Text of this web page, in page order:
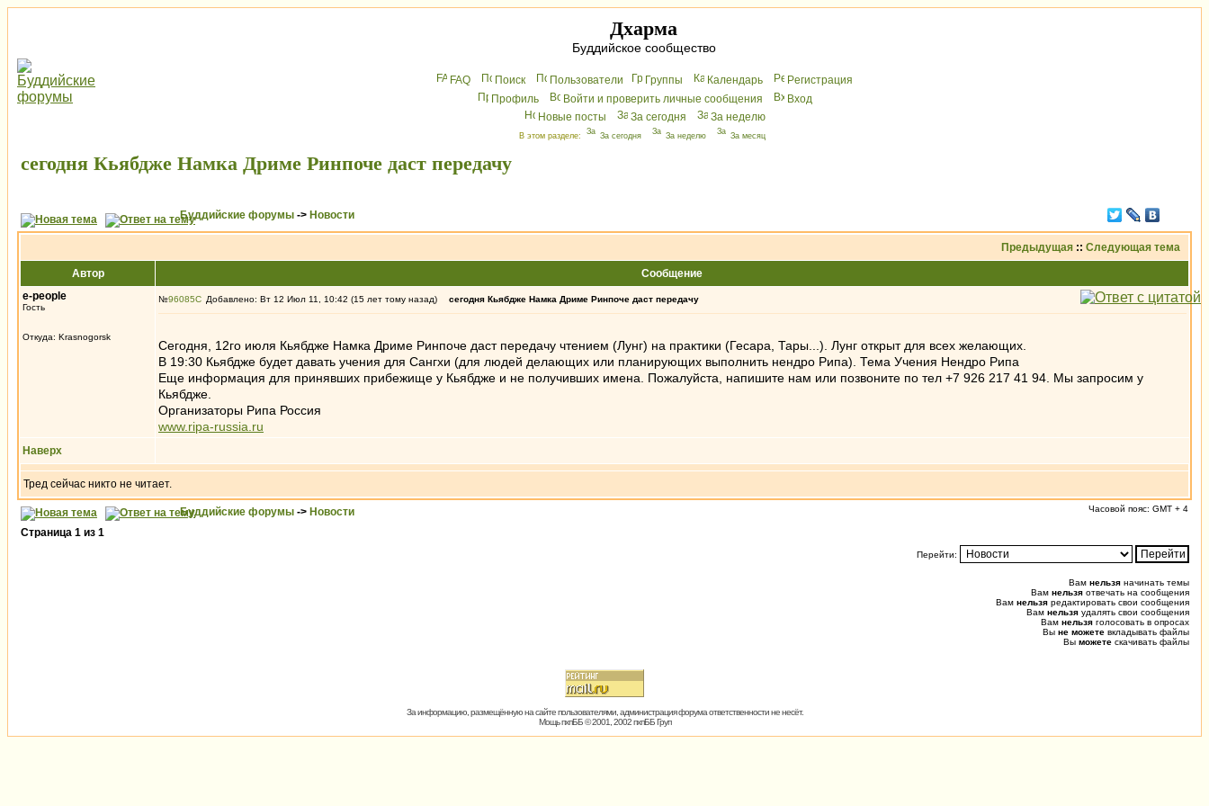
Дхарма
Буддийское сообщество
FAQ Поиск Пользователи Группы Календарь
Peгиcтрaция
Профиль
Войти и проверить личные сообщения
Вхoд
Новые посты
За сегодня За неделю
В этом разделе: За сегодня За неделю За месяц
сегодня Кьябдже Намка Дриме Ринпоче даст передачу
Буддийские форумы -> Новости
Предыдущая :: Следующая тема
Автор
Сообщение
e-people
Гость
Откуда: Krasnogorsk
№96085 Добавлено: Вт 12 Июл 11, 10:42 (15 лет тому назад) сегодня Кьябдже Намка Дриме Ринпоче даст передачу
Сегодня, 12го июля Кьябдже Намка Дриме Ринпоче даст передачу чтением (Лунг) на практики (Гесара, Тары...). Лунг открыт для всех желающих.
В 19:30 Кьябдже будет давать учения для Cангхи (для людей делающих или планирующих выполнить нендро Рипа). Тема Учения Нендро Рипа
Еще информация для принявших прибежище у Кьябдже и не получивших имена. Пожалуйста, напишите нам или позвоните по тел +7 926 217 41 94. Мы запросим у
Кьябдже.
Организаторы Рипа Россия
www.ripa-russia.ru
Наверх
Тред сейчас никто не читает.
Буддийские форумы -> Новости Часовой пояс: GMT + 4
Страница 1 из 1
Перейти:
Вам нельзя начинать темы
Вам нельзя отвечать на сообщения
Вам нельзя редактировать свои сообщения
Вам нельзя удалять свои сообщения
Вам нельзя голосовать в опросах
Вы не можете вкладывать файлы
Вы можете скачивать файлы
За информацию, размещённую на сайте пользователями, администрация форума ответственности не несёт.
Мощь пхпББ © 2001, 2002 пхпББ Груп